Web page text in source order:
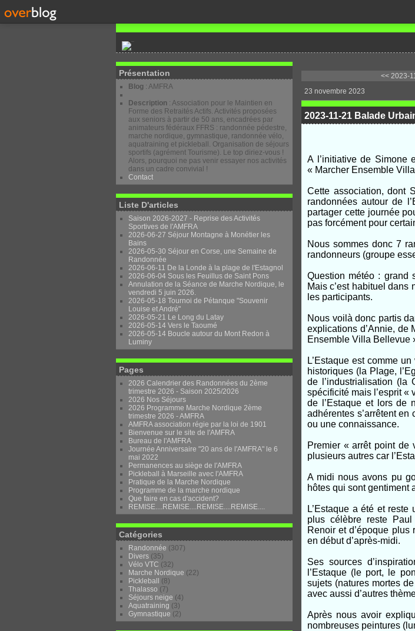
Présentation
Blog : AMFRA
Description : Association pour le Maintien en
Forme des Retraités Actifs. Activités proposées
aux seniors à partir de 50 ans, encadrées par
animateurs fédéraux FFRS : randonnée pédestre,
marche nordique, gymnastique, randonnée vélo,
aquatraining et pickleball. Organisation de séjours
sportifs (agrément Tourisme). Le top diriez-vous !
Alors, pourquoi ne pas venir essayer nos activités
dans un cadre convivial !
Contact
Liste D'articles
Saison 2026-2027 - Reprise des Activités
Sportives de l'AMFRA
2026-06-27 Séjour Montagne à Monétier les
Bains
2026-05-30 Séjour en Corse, une Semaine de
Randonnée
2026-06-11 De la Londe à la plage de l'Estagnol
2026-06-04 Sous les Feuillus de Saint Pons
Annulation de la Séance de Marche Nordique, le
vendredi 5 juin 2026.
2026-05-18 Tournoi de Pétanque "Souvenir
Louise et André"
2026-05-21 Le Long du Latay
2026-05-14 Vers le Taoumé
2026-05-14 Boucle autour du Mont Redon à
Luminy
Pages
2026 Calendrier des Randonnées du 2ème
trimestre 2026 - Saison 2025/2026
2026 Nos Séjours
2026 Programme Marche Nordique 2ème
trimestre 2026 - AMFRA
AMFRA association régie par la loi de 1901
Bienvenue sur le site de l'AMFRA
Bureau de l'AMFRA
Journée Anniversaire "20 ans de l'AMFRA" le 6
mai 2022
Permanences au siège de l'AMFRA
Pickleball à Marseille avec l'AMFRA
Pratique de la Marche Nordique
Programme de la marche nordique
Que faire en cas d'accident?
REMISE....REMISE....REMISE....REMISE....
Catégories
Randonnée (307)
Divers (35)
Vélo VTC (32)
Marche Nordique (22)
Pickleball
(8)
Thalasso (7)
Séjours neige (4)
Aquatraining (3)
Gymnastique (2)
<< 2023-
23 novembre 2023
2023-11-21 Balade
A l’initiative de Simone
« Marcher Ensemble
Cette association, dont
randonnées autour de
partager cette journée
pas forcément pour
Nous sommes donc 7
randonneurs (groupe
Question météo : grand
Mais c’est habituel dans
les participants.
Nous voilà donc partis
explications d’Annie, de
Ensemble Villa Bellevue
L’Estaque est comme
historiques (la Plage,
de l’industrialisation
spécificité mais l’esprit «
de l’Estaque et lors de
adhérentes s’arrêtent
ou une connaissance.
Premier « arrêt point de
plusieurs autres car
A midi nous avons pu
hôtes qui sont gentiment
L’Estaque a été et
plus célèbre reste
Renoir et d’époque
en début d’après-midi.
Ses sources
l’Estaque (le port, le
sujets (natures mortes
avec aussi d’autres
Après nous avoir
nombreuses peintures